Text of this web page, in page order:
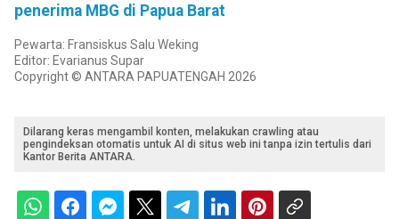
penerima MBG di Papua Barat
Pewarta: Fransiskus Salu Weking
Editor: Evarianus Supar
Copyright © ANTARA PAPUATENGAH 2026
Dilarang keras mengambil konten, melakukan crawling atau
pengindeksan otomatis untuk AI di situs web ini tanpa izin tertulis dari
Kantor Berita ANTARA.